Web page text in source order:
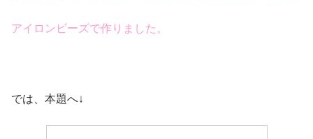
アイロンビーズで作りました。
では、本題へ↓